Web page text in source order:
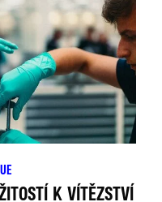
K VÍTĚZSTVÍ